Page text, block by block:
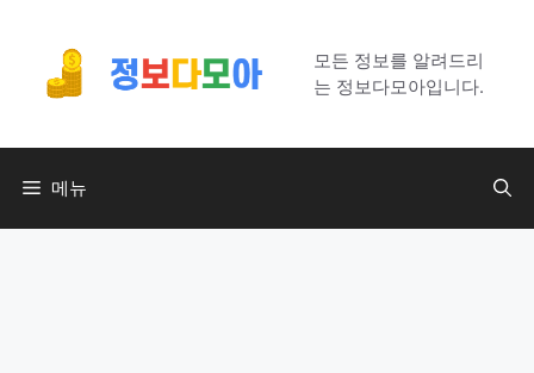
모든 정보를 알려드리
는 정보다모아입니다.
메뉴